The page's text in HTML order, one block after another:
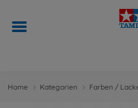
Home Kategorien Farben /